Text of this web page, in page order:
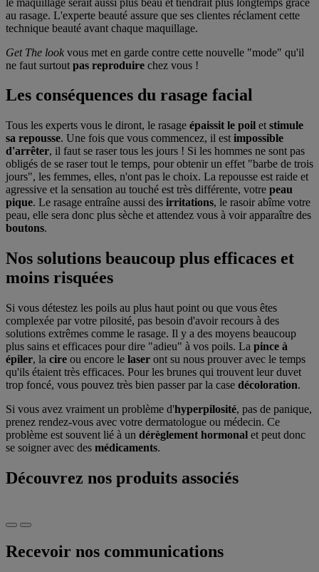
au rasage. L'experte beauté assure que ses clientes réclament cette
technique beauté avant chaque maquillage.
Get The look vous met en garde contre cette nouvelle "mode" qu'il
ne faut surtout pas reproduire chez vous !
Les conséquences du rasage facial
Tous les experts vous le diront, le rasage épaissit le poil et stimule
sa repousse. Une fois que vous commencez, il est impossible
d'arrêter, il faut se raser tous les jours ! Si les hommes ne sont pas
obligés de se raser tout le temps, pour obtenir un effet "barbe de trois
jours", les femmes, elles, n'ont pas le choix. La repousse est raide et
agressive et la sensation au touché est très différente, votre peau
pique. Le rasage entraîne aussi des irritations, le rasoir abîme votre
peau, elle sera donc plus sèche et attendez vous à voir apparaître des
boutons.
Nos solutions beaucoup plus efficaces et
moins risquées
Si vous détestez les poils au plus haut point ou que vous êtes
complexée par votre pilosité, pas besoin d'avoir recours à des
solutions extrêmes comme le rasage. Il y a des moyens beaucoup
plus sains et efficaces pour dire "adieu" à vos poils. La pince à
épiler, la cire ou encore le laser ont su nous prouver avec le temps
qu'ils étaient très efficaces. Pour les brunes qui trouvent leur duvet
trop foncé, vous pouvez très bien passer par la case décoloration.
Si vous avez vraiment un problème d'hyperpilosité, pas de panique,
prenez rendez-vous avec votre dermatologue ou médecin. Ce
problème est souvent lié à un dérèglement hormonal et peut donc
se soigner avec des médicaments.
Découvrez nos produits associés
Recevoir nos communications